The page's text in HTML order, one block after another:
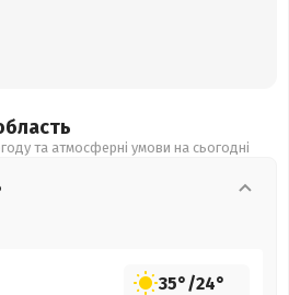
та атмосферні умови на сьогодні
35°/24°